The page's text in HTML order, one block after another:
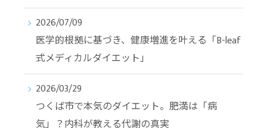
2026/07/09
医学的根拠に基づき、健康増進を叶える「B-leaf
式メディカルダイエット」
2026/03/29
つくば市で本気のダイエット。肥満は「病
気」？内科が教える代謝の真実